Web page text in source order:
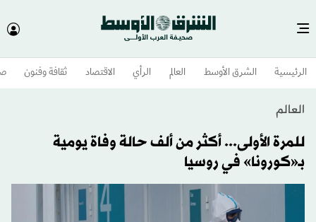
الرئيسية الشرق الأوسط​ العالم الرأي الاقتصاد ثقافة وفنون
العالم
للمرة الأولى... أكثر من ألف حالة وفاة يومية
بـ«كورونا» في روسيا